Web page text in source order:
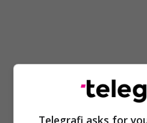
Telegrafi asks for